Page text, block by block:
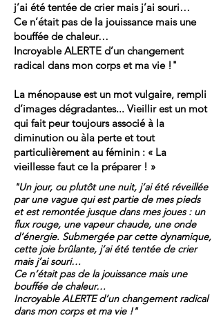
j’ai été tentée de crier mais j’ai souri…
Ce n’était pas de la jouissance mais une
bouffée de chaleur…
Incroyable ALERTE d’un changement
radical dans mon corps et ma vie !"
La ménopause est un mot vulgaire, rempli
d’images dégradantes... Vieillir est un mot
qui fait peur toujours associé à la
diminution ou àla perte et tout
particulièrement au féminin : « La
vieillesse faut ce la préparer ! »
"Un jour, ou plutôt une nuit, j’ai été réveillée
par une vague qui est partie de mes pieds
et est remontée jusque dans mes joues : un
flux rouge, une vapeur chaude, une onde
d’énergie. Submergée par cette dynamique,
cette joie brûlante, j’ai été tentée de crier
mais j’ai souri…
Ce n’était pas de la jouissance mais une
bouffée de chaleur…
Incroyable ALERTE d’un changement radical
dans mon corps et ma vie !"